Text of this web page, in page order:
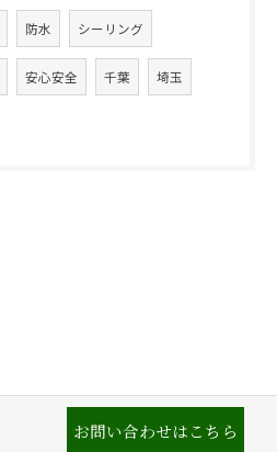
防水 シーリング
安心安全 千葉 埼玉
お問い合わせはこちら